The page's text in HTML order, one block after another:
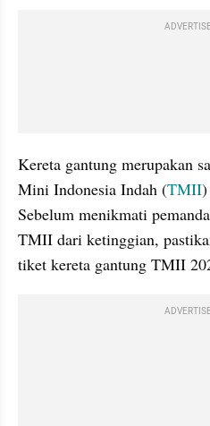
Kereta gantung merupakan
Mini Indonesia Indah (TMII
Sebelum menikmati
TMII dari ketinggian,
tiket kereta gantung TMII